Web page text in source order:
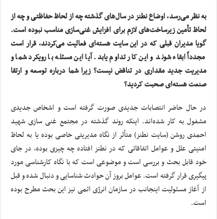
به نظر می‌رسد، اوضاع نطنز در سال‌های گذشته چه از لحاظ حفاظتی و چه از
لحاظ تأمین زیرساخت‌های لازم برای افزایش غنی‌سازی مناسب نبوده است.
گویا مدیران قبلی که در این سایت هسته‌ای فعالیت می‌کردند، قرار است
مجدداً ابقاء شوند و این کار تداوم یابد. آیا این مسئله با رویکرد شما و
مدیریت جدید مقداری در تناقض نیست؟ زیرا شما درباره توسعه و ارتقا
صنعت هسته‌ای صحبت کردید؟
در حال حاضر انتصابات جدیدی صورت گرفته است و اشخاص جدیدی
مشغول به کار شده‌اند. اینکه روند گذشته در مجتمع غنی سازی شهید
احمدی روشن (سایت نطنز) متأثر از نگاه مدیریتی خاصی بوده یا به لحاظ
امنیتی علل و عوامل اتفاقاتی که در نطنز افتاده چه چیزی بوده، در جای
خود قابل بحث و بررسی است و موضوعی است که با نگاه کارشناسی مورد
پیگیری قرار گرفته است. عوامل بروز آن حوادث شناسایی و دنبال شده و قبل
از آغاز مسئولیت اینجانب در سازمان انرژی اتمی نیز این بحث مطرح بوده
است.